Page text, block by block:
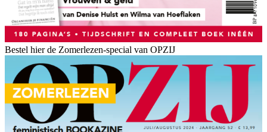
Bestel hier de Zomerlezen-special van OPZIJ